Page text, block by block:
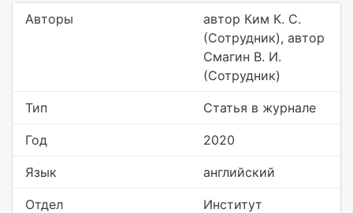
Авторы
автор Ким К. С.
(Сотрудник), автор
Смагин В. И.
(Сотрудник)
Тип Статья в журнале
Год 2020
Язык английский
Отдел
Институт